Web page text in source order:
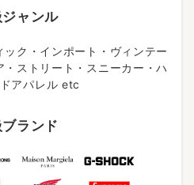
ャンル
ク・インポート・ヴィンテー
ストリート・スニーカー・ハ
アパレル etc
ランド